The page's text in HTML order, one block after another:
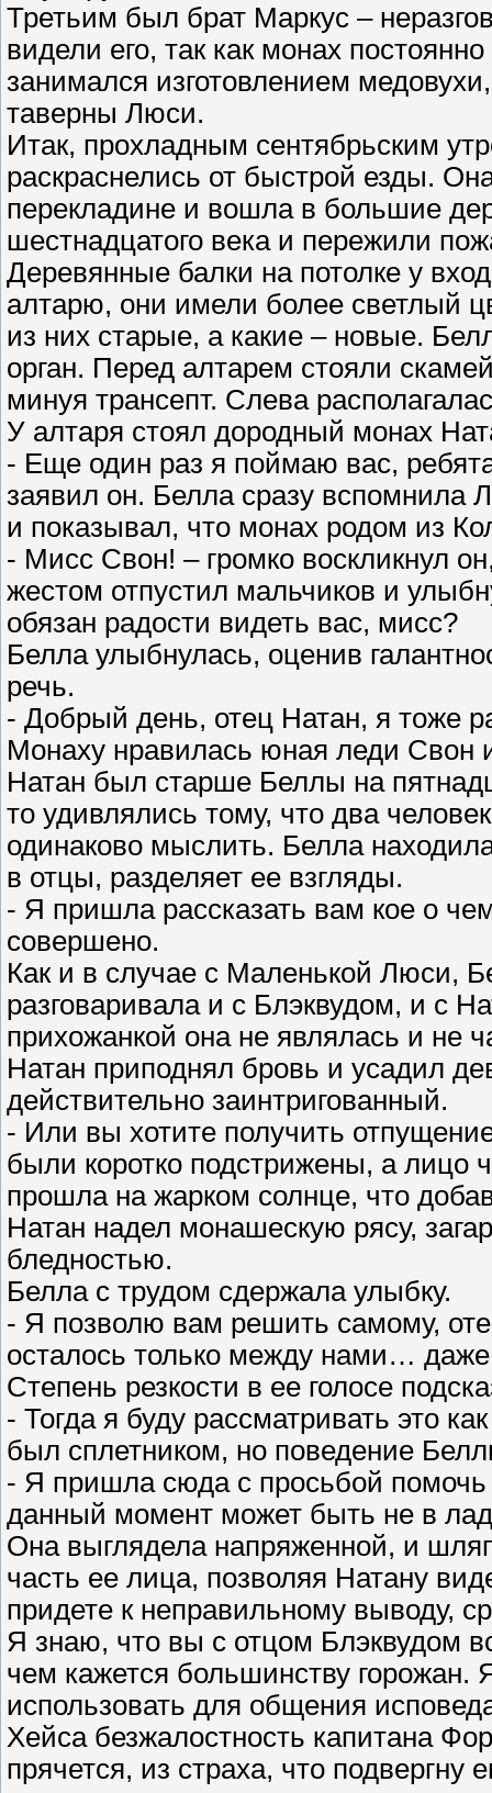
Третьим был брат Маркус –
видели его, так как монах
занимался изготовлением
таверны Люси.
Итак, прохладным сентябрьским
раскраснелись от быстрой езды.
перекладине и вошла в большие
шестнадцатого века и пережили
Деревянные балки на потолке у
алтарю, они имели более светлый
из них старые, а какие – новые.
орган. Перед алтарем стояли
минуя трансепт. Слева
У алтаря стоял дородный монах
- Еще один раз я поймаю вас,
заявил он. Белла сразу вспомнила
и показывал, что монах родом из
- Мисс Свон! – громко воскликнул
жестом отпустил мальчиков и
обязан радости видеть вас, мисс?
Белла улыбнулась, оценив
речь.
- Добрый день, отец Натан, я тоже
Монаху нравилась юная леди Свон
Натан был старше Беллы на
то удивлялись тому, что два
одинаково мыслить. Белла
в отцы, разделяет ее взгляды.
- Я пришла рассказать вам кое о
совершено.
Как и в случае с Маленькой Люси,
разговаривала и с Блэквудом, и с
прихожанкой она не являлась и не
Натан приподнял бровь и усадил
действительно заинтригованный.
- Или вы хотите получить
были коротко подстрижены, а лицо
прошла на жарком солнце, что
Натан надел монашескую рясу,
бледностью.
Белла с трудом сдержала улыбку.
- Я позволю вам решить самому,
осталось только между нами…
Степень резкости в ее голосе
- Тогда я буду рассматривать это
был сплетником, но поведение
- Я пришла сюда с просьбой помочь
данный момент может быть не в
Она выглядела напряженной, и
часть ее лица, позволяя Натану
придете к неправильному выводу,
Я знаю, что вы с отцом Блэквудом
чем кажется большинству
использовать для общения
Хейса безжалостность капитана
прячется, из страха, что подвергну